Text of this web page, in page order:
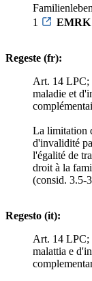
1
EMRK
Regeste (fr):
Art. 14 LPC;
maladie et
La limitation
d'invalidité
l'égalité de
droit à la
(consid. 3.5-
Regesto (it):
Art. 14 LPC;
malattia e